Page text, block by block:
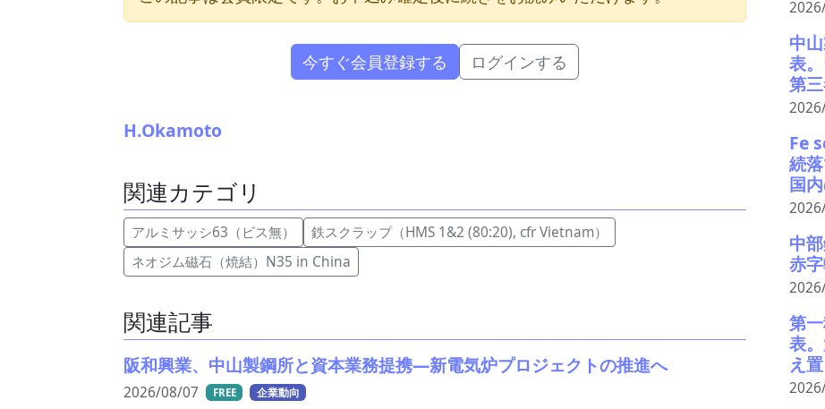
今すぐ会員登録する ログインする
H.Okamoto
関連カテゴリ
アルミサッシ63（ビス無）
鉄スクラップ（HMS 1&2 (80:20), cfr Vietnam）
ネオジム磁石（焼結）N35 in China
関連記事
阪和興業、中山製鋼所と資本業務提携―新電気炉プロジェクトの推進へ
2026/08/07 FREE 企業動向
中
表
第
Fe
続
国
中
赤
第
表
え置